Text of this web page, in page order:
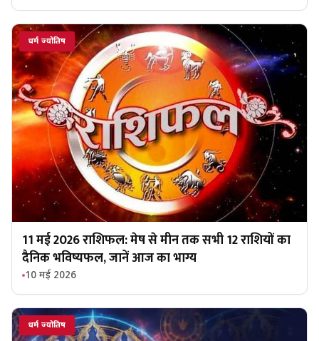
धर्म ज्योतिष
11 मई 2026 राशिफल: मेष से मीन तक सभी 12 राशियों का
दैनिक भविष्यफल, जानें आज का भाग्य
10 मई 2026
धर्म ज्योतिष